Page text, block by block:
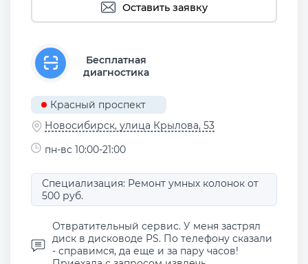
Оставить заявку
Бесплатная
диагностика
Красный проспект
Новосибирск, улица Крылова, 53
пн-вс 10:00-21:00
Специализация: Ремонт умных колонок от
500 руб.
Отвратительный сервис. У меня застрял
диск в дисководе PS. По телефону сказали
- справимся, да еще и за пару часов!